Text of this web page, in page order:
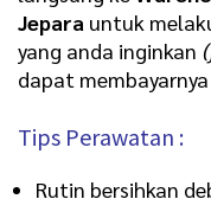
Jepara untuk
yang anda inginkan
dapat
Tips Perawatan :
Rutin bersihkan